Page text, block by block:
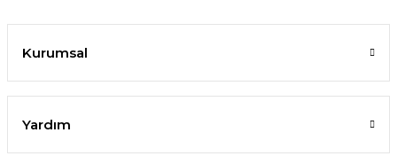
Kurumsal
Yardım